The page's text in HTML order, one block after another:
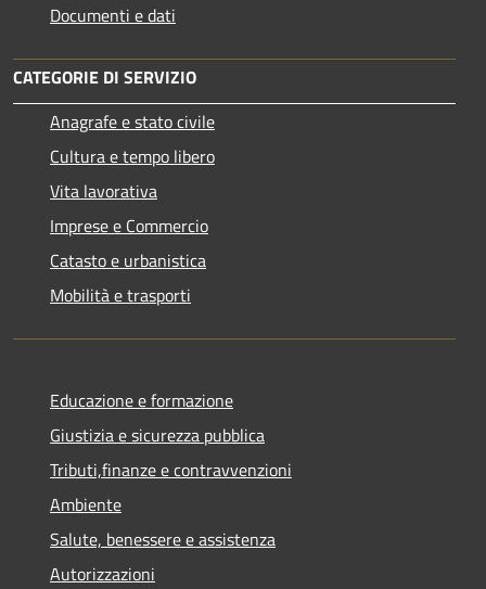
Documenti e dati
CATEGORIE DI SERVIZIO
Anagrafe e stato civile
Cultura e tempo libero
Vita lavorativa
Imprese e Commercio
Catasto e urbanistica
Mobilità e trasporti
Educazione e formazione
Giustizia e sicurezza pubblica
Tributi,finanze e contravvenzioni
Ambiente
Salute, benessere e assistenza
Autorizzazioni